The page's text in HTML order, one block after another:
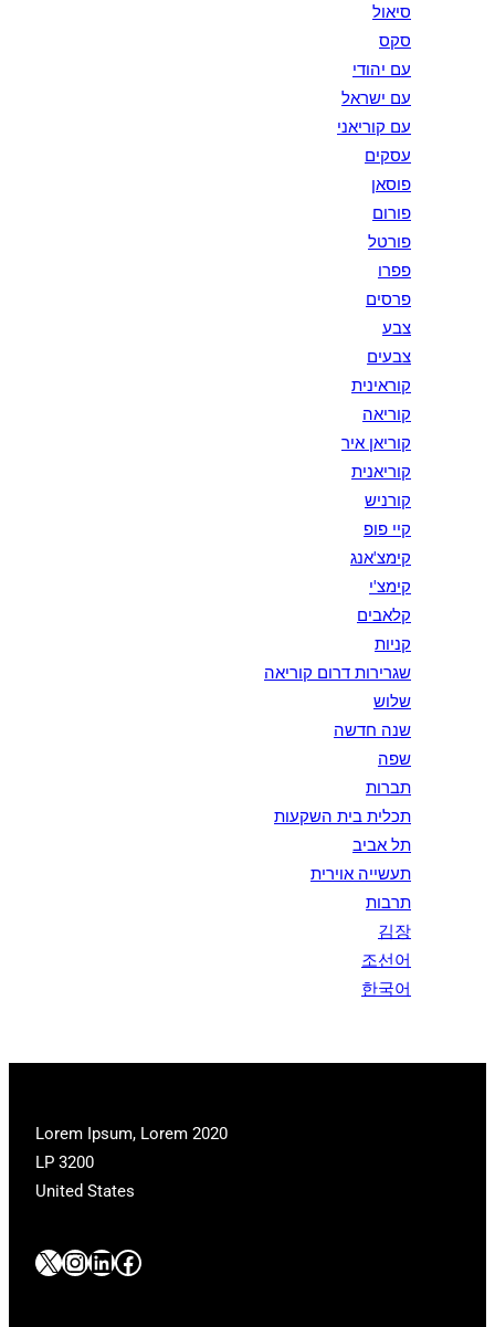
סיאול
סקס
עם יהודי
עם ישראל
עם קוריאני
עסקים
פוסאן
פורום
פורטל
פפרו
פרסים
צבע
צבעים
קוראינית
קוריאה
קוריאן איר
קוריאנית
קורניש
קיי פופ
קימצ'אנג
קימצ'י
קלאבים
קניות
שגרירות דרום קוריאה
שלוש
שנה חדשה
שפה
תברות
תכלית בית השקעות
תל אביב
תעשייה אוירית
תרבות
김장
조선어
한국어
2020 Lorem Ipsum, Lorem
LP 3200
United States
#
#
#
#